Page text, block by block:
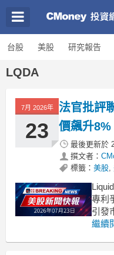
台股 美股 研究報告
LQDA
7月 2026年
23
法官批評
價飆升8%
最後更新於
撰文者：
標籤： 美股,
專利
引發
f
繼續